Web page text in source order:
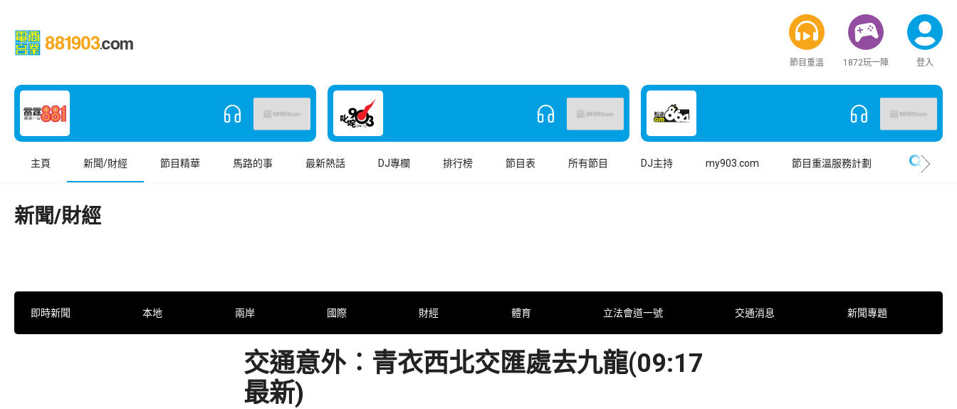
節目重溫 1872玩一陣 登入
主頁 新聞/財經 節目精華 馬路的事 最新熱話 DJ專欄 排行榜 節目表 所有節目 DJ主持 my903.com 節目重溫服務計劃
新聞/財經
即時新聞 本地 兩岸 國際 財經 體育 立法會道一號 交通消息 新聞專題
交通意外︰青衣西北交匯處去九龍(09:17
最新)